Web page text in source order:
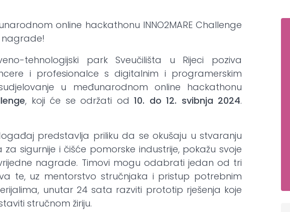
online hackathonu INNO2MARE Challenge
nagrade!
tehnologijski park Sveučilišta u Rijeci poziva
i profesionalce s digitalnim i programerskim
u međunarodnom online hackathonu
, koji će se održati od10. do 12. svibnja 2024.
predstavlja priliku da se okušaju u stvaranju
za sigurnije i čišće pomorske industrije, pokažu svoje
nagrade. Timovi mogu odabrati jedan od tri
te, uz mentorstvo stručnjaka i pristup potrebnim
unutar 24 sata razviti prototip rješenja koje
stručnom žiriju.